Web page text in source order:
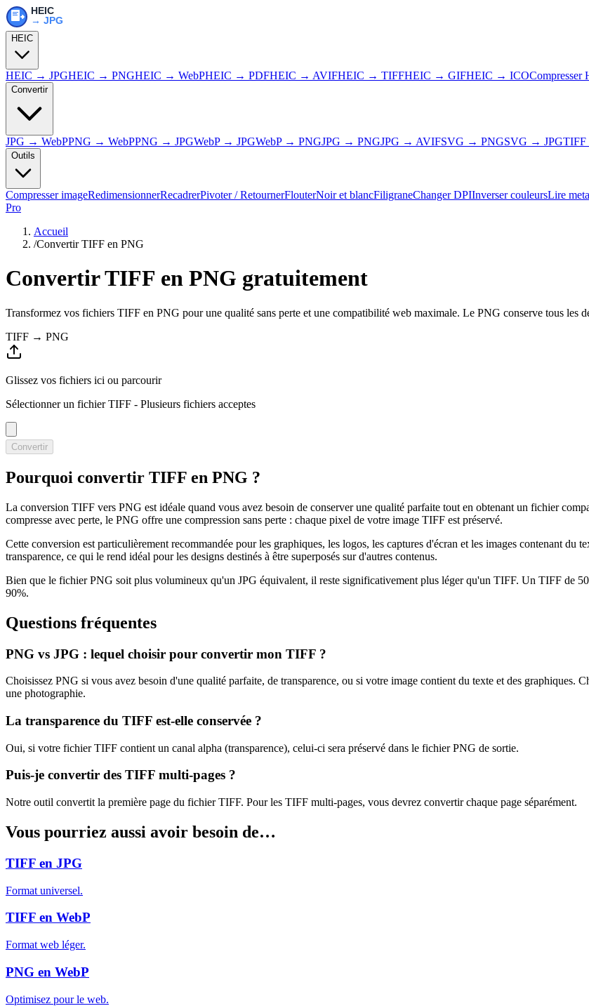
HEIC
HEIC → JPGHEIC → PNGHEIC → WebPHEIC → PDFHEIC → AVIFHEIC → TIFFHEIC → GIFHEIC → ICOCompresser
Convertir
JPG → WebPPNG → WebPPNG → JPGWebP → JPGWebP → PNGJPG → PNGJPG → AVIFSVG → PNGSVG → JPG
Outils
Compresser imageRedimensionnerRecadrerPivoter / RetournerFlouterNoir et blancFiligraneChanger DPIInverser couleursLire
Pro
Accueil
/Convertir TIFF en PNG
Convertir TIFF en PNG gratuitement
Transformez vos fichiers TIFF en PNG pour une qualité sans perte et une compatibilité web maximale. Le PNG conserve tous les
TIFF → PNG
Glissez vos fichiers ici ou parcourir
Sélectionner un fichier TIFF - Plusieurs fichiers acceptes
Convertir
Pourquoi convertir TIFF en PNG ?
La conversion TIFF vers PNG est idéale quand vous avez besoin de conserver une qualité parfaite tout en obtenant un fichier
compresse avec perte, le PNG offre une compression sans perte : chaque pixel de votre image TIFF est préservé.
Cette conversion est particulièrement recommandée pour les graphiques, les logos, les captures d'écran et les images contenant du
transparence, ce qui le rend idéal pour les designs destinés à être superposés sur d'autres contenus.
Bien que le fichier PNG soit plus volumineux qu'un JPG équivalent, il reste significativement plus léger qu'un TIFF. Un TIFF de
90%.
Questions fréquentes
PNG vs JPG : lequel choisir pour convertir mon TIFF ?
Choisissez PNG si vous avez besoin d'une qualité parfaite, de transparence, ou si votre image contient du texte et des graphiques.
une photographie.
La transparence du TIFF est-elle conservée ?
Oui, si votre fichier TIFF contient un canal alpha (transparence), celui-ci sera préservé dans le fichier PNG de sortie.
Puis-je convertir des TIFF multi-pages ?
Notre outil convertit la première page du fichier TIFF. Pour les TIFF multi-pages, vous devrez convertir chaque page séparément.
Vous pourriez aussi avoir besoin de…
TIFF en JPG
Format universel.
TIFF en WebP
Format web léger.
PNG en WebP
Optimisez pour le web.